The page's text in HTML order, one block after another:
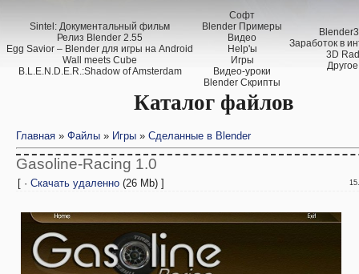
Sintel: Документальный фильм
Релиз Blender 2.55
Egg Savior – Blender для игры на Android
Wall meets Cube
B.L.E.N.D.E.R.:Shadow of Amsterdam
Софт
Blender Примеры
Видео
Help'ы
Игры
Видео-уроки
Blender Скрипты
Заработок в
3D Rad
Другое
Каталог файлов
Главная » Файлы » Игры » Сделанные в Blender
Gasoline-Racing 1.0
[ · Скачать удаленно (26 Mb) ]